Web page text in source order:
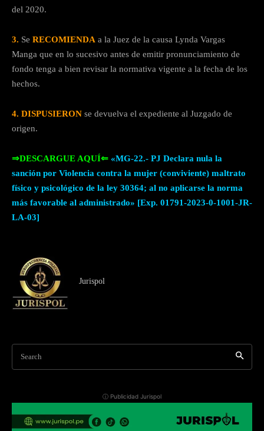
del 2020.
3. Se RECOMIENDA a la Juez de la causa Lynda Vargas
Manga que en lo sucesivo antes de emitir pronunciamiento de
fondo tenga a bien revisar la normativa vigente a la fecha de los
hechos.
4. DISPUSIERON se devuelva el expediente al Juzgado de
origen.
⇒DESCARGUE AQUÍ⇐ «MG-22.- PJ Declara nula la
sanción por Violencia contra la mujer (conviviente) maltrato
físico y psicológico de la ley 30364; al no aplicarse la norma
más favorable al administrado» [Exp. 01791-2023-0-1001-JR-
LA-03]
Jurispol
Search
ⓘ Publicidad Jurispol